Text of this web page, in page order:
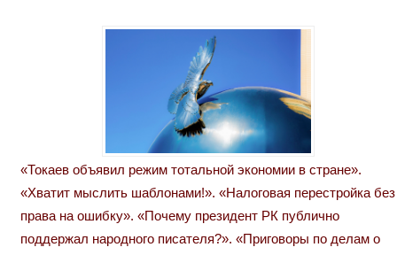
«Токаев объявил режим тотальной экономии в стране».
«Хватит мыслить шаблонами!». «Налоговая перестройка без
права на ошибку». «Почему президент РК публично
поддержал народного писателя?». «Приговоры по делам о